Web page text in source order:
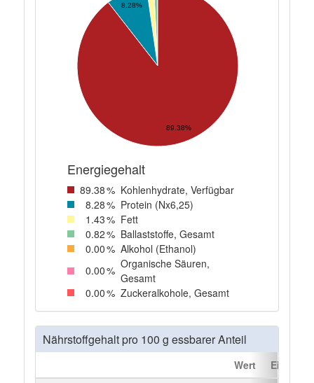
8.28%
89.38%
Energiegehalt
89.38% Kohlenhydrate, Verfügbar
8.28% Protein (Nx6,25)
1 .43% Fett
0.82% Ballaststoffe, Gesamt
0.00% Alkohol (Ethanol)
0.00% Organische Säuren,
Gesamt
0.00% Zuckeralkohole, Gesamt
Nährstoffgehalt pro 100 g essbarer Anteil
Wert
Einheit